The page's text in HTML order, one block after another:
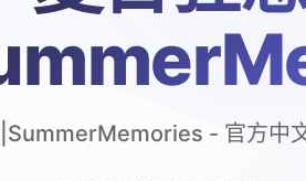
- 官方中